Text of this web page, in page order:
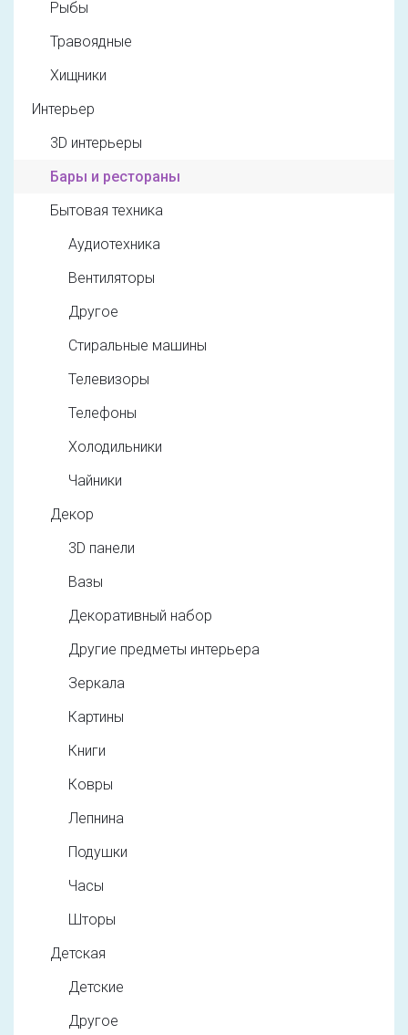
Рыбы
Травоядные
Хищники
Интерьер
3D интерьеры
Бары и рестораны
Бытовая техника
Аудиотехника
Вентиляторы
Другое
Стиральные машины
Телевизоры
Телефоны
Холодильники
Чайники
Декор
3D панели
Вазы
Декоративный набор
Другие предметы интерьера
Зеркала
Картины
Книги
Ковры
Лепнина
Подушки
Часы
Шторы
Детская
Детские
Другое